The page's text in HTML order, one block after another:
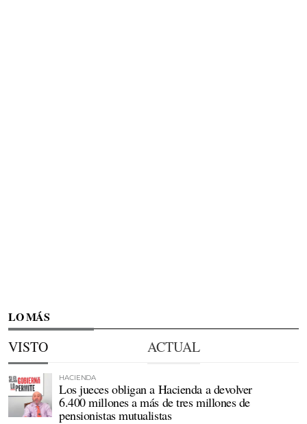
LO MÁS
VISTO ACTUAL
HACIENDA
Los jueces obligan a Hacienda a devolver
6.400 millones a más de tres millones de
pensionistas mutualistas